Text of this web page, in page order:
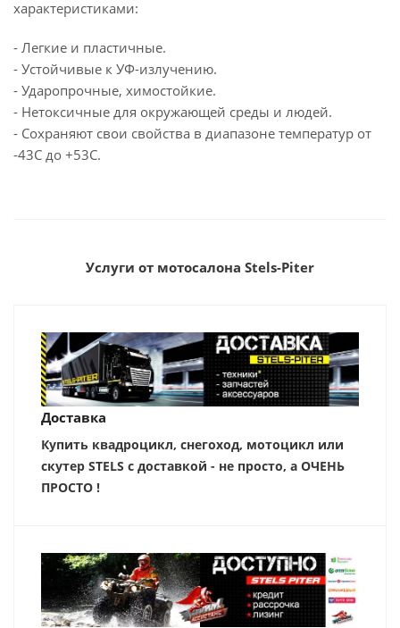
характеристиками:
- Легкие и пластичные.
- Устойчивые к УФ-излучению.
- Ударопрочные, химостойкие.
- Нетоксичные для окружающей среды и людей.
- Сохраняют свои свойства в диапазоне температур от
-43С до +53С.
Услуги от мотосалона Stels-Piter
Доставка
Купить квадроцикл, снегоход, мотоцикл или
скутер STELS с доставкой - не просто, а ОЧЕНЬ
ПРОСТО !